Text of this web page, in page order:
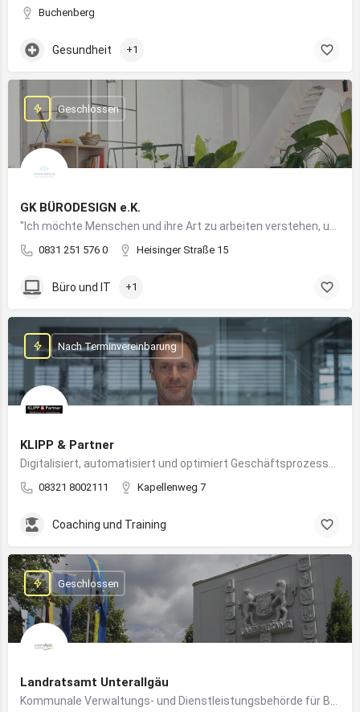
Buchenberg
Gesundheit +1
GK BÜRODESIGN e.K.
0831 251 576 0 Heisinger Straße 15
Geschlossen
Büro und IT +1
KLIPP & Partner
08321 8002111 Kapellenweg 7
Nach Terminvereinbarung
Coaching und Training
Landratsamt Unterallgäu
Geschlossen